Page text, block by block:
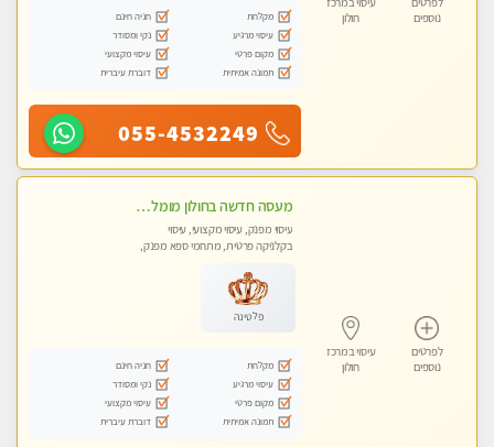
נוספים
חולון
מקלחת
חניה חינם
עיסוי מרגיע
נקי ומסודר
מקום פרטי
עיסוי מקצועי
תמונה אמיתית
דוברת עיברית
055-4532249
לפרטים
נוספים
עיסוי במרכז
חולון
מעסה חדשה בחולון מומלץ לחלוטין!! כל סוגי העיסויים מעסה מקצועית ואיכותית פרטי!!!
עיסוי מפנק, עיסוי מקצועי, עיסוי
בקלניקה פרטית, מתחמי ספא מפנק,
פלטינה
מקלחת
חניה חינם
עיסוי מרגיע
נקי ומסודר
מקום פרטי
עיסוי מקצועי
תמונה אמיתית
דוברת עיברית